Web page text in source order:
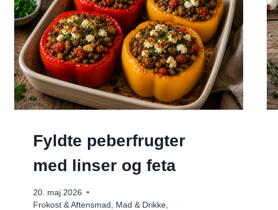
Fyldte peberfrugter
med linser og feta
20. maj 2026
Frokost & Aftensmad
Mad & Drikke